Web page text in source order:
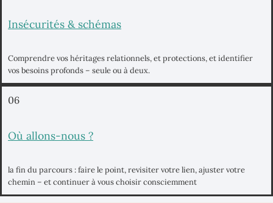
Insécurités & schémas
Comprendre vos héritages relationnels, et protections, et identifier
vos besoins profonds – seule ou à deux.
06
Où allons-nous ?
la fin du parcours : faire le point, revisiter votre lien, ajuster votre
chemin – et continuer à vous choisir consciemment